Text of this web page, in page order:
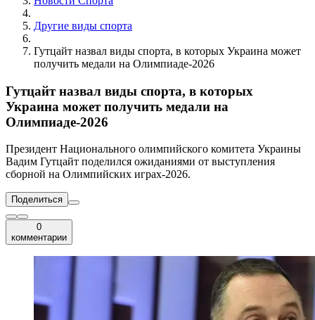
Другие виды спорта
Гутцайт назвал виды спорта, в которых Украина может
получить медали на Олимпиаде-2026
Гутцайт назвал виды спорта, в которых
Украина может получить медали на
Олимпиаде-2026
Президент Национального олимпийского комитета Украины
Вадим Гутцайт поделился ожиданиями от выступления
сборной на Олимпийских играх-2026.
Поделиться
0
комментарии